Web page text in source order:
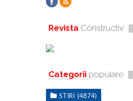
Revista Constructiv
Categorii populare
STIRI (4874)